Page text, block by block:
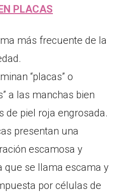
PLACAS
más frecuente de la
“placas” o
a las manchas bien
de piel roja engrosada.
presentan una
escamosa y
que se llama escama y
por células de